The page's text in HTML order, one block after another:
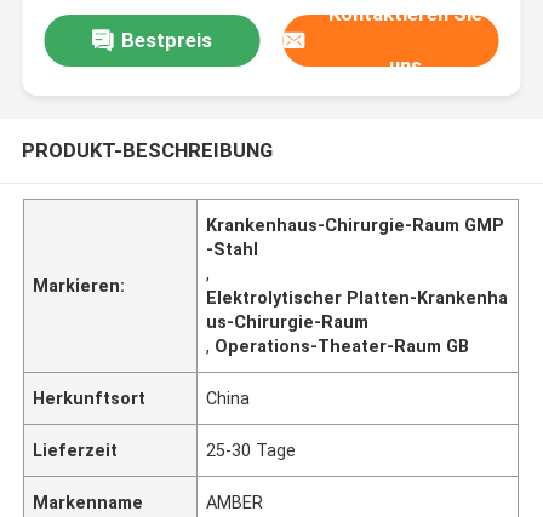
Bestpreis
Kontaktieren Sie
uns
PRODUKT-BESCHREIBUNG
Markieren:
Krankenhaus-Chirurgie-Raum GMP
-Stahl
,
Elektrolytischer Platten-Krankenha
us-Chirurgie-Raum
, Operations-Theater-Raum GB
Herkunftsort China
Lieferzeit 25-30 Tage
Markenname AMBER